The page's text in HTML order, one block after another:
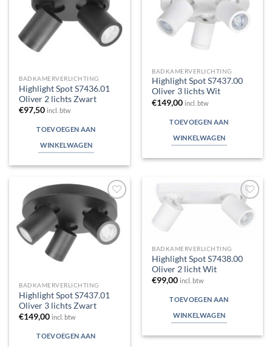
aan
verlanglijst
BADKAMERVERLICHTING
Highlight Spot S7436.01
Oliver 2 lichts Zwart
€97,50 incl. btw
TOEVOEGEN AAN
WINKELWAGEN
aan
verlanglijst
BADKAMERVERLICHTING
Highlight Spot S7437.00
Oliver 3 lichts Wit
€149,00 incl. btw
TOEVOEGEN AAN
WINKELWAGEN
Toevoegen
aan
verlanglijst
BADKAMERVERLICHTING
Highlight Spot S7437.01
Oliver 3 lichts Zwart
€149,00 incl. btw
TOEVOEGEN AAN
Toevoegen
aan
verlanglijst
BADKAMERVERLICHTING
Highlight Spot S7438.00
Oliver 2 licht Wit
€99,00 incl. btw
TOEVOEGEN AAN
WINKELWAGEN